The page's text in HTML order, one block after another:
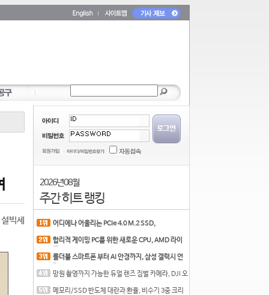
빅세
2026년 08월
주간 히트 랭킹
어디에나 어울리는 PCIe 4.0 M.2 SSD,
합리적 게이밍 PC를 위한 새로운 CPU, AMD 라이
폴더블 스마트폰 부터 AI 안경까지, 삼성 갤럭시 언
망원 촬영까지 가능한 듀얼 렌즈 짐벌 카메라, DJI 오
메모리/SSD 반도체 대란과 환율, 비수기 3중 크리